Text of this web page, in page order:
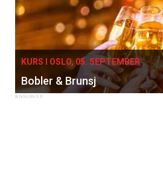
KURS I OSLO, 05. SEPTEMBER
Bobler & Brunsj